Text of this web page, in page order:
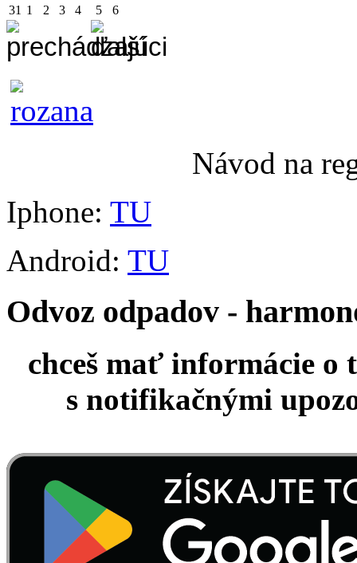
31 1 2 3 4 5 6
Návod na
Iphone: TU
Android: TU
Odvoz odpadov -
chceš mať informácie o
s notifikačnými